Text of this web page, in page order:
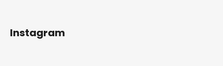
Instagram